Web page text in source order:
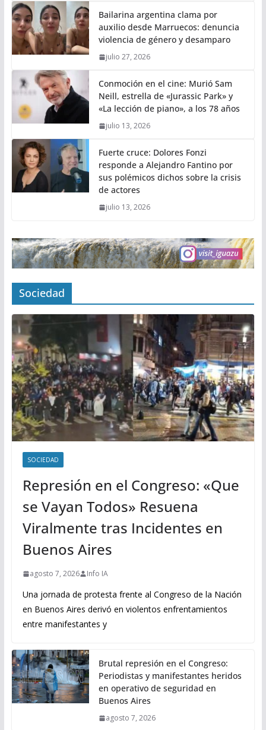
Bailarina argentina clama por
auxilio desde Marruecos: denuncia
violencia de género y desamparo
julio 27, 2026
Conmoción en el cine: Murió Sam
Neill, estrella de «Jurassic Park» y
«La lección de piano», a los 78 años
julio 13, 2026
Fuerte cruce: Dolores Fonzi
responde a Alejandro Fantino por
sus polémicos dichos sobre la crisis
de actores
julio 13, 2026
Sociedad
SOCIEDAD
Represión en el Congreso: «Que
se Vayan Todos» Resuena
Viralmente tras Incidentes en
Buenos Aires
agosto 7, 2026 Info IA
Una jornada de protesta frente al Congreso de la Nación
en Buenos Aires derivó en violentos enfrentamientos
entre manifestantes y
Brutal represión en el Congreso:
Periodistas y manifestantes heridos
en operativo de seguridad en
Buenos Aires
agosto 7, 2026